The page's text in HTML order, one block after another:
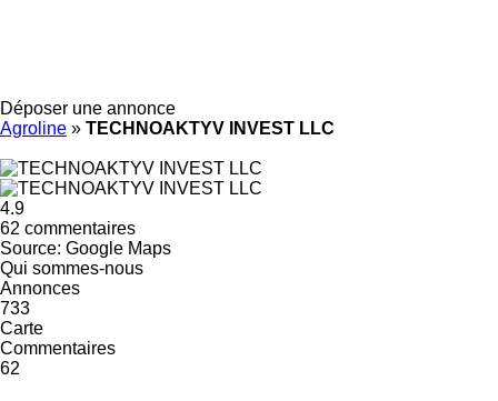
Déposer une annonce
Agroline » TECHNOAKTYV INVEST LLC
4.9
62 commentaires
Source: Google Maps
Qui sommes-nous
Annonces
733
Carte
Commentaires
62